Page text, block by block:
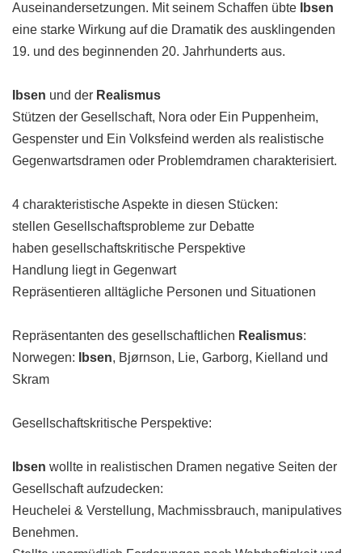
Auseinandersetzungen. Mit seinem Schaffen übte
Ibsen
eine starke Wirkung auf die Dramatik des ausklingenden
19. und des beginnenden 20. Jahrhunderts aus.
Ibsen und der Realismus
Stützen der Gesellschaft, Nora oder Ein Puppenheim,
Gespenster und Ein Volksfeind werden als realistische
Gegenwartsdramen oder Problemdramen charakterisiert.
4 charakteristische Aspekte in diesen Stücken:
stellen Gesellschaftsprobleme zur Debatte
haben gesellschaftskritische Perspektive
Handlung liegt in Gegenwart
Repräsentieren alltägliche Personen und Situationen
Repräsentanten des gesellschaftlichen Realismus:
Norwegen:
Ibsen, Bjørnson, Lie, Garborg, Kielland und
Skram
Gesellschaftskritische Perspektive:
Ibsen wollte in realistischen Dramen negative Seiten der
Gesellschaft aufzudecken:
Heuchelei & Verstellung, Machmissbrauch, manipulatives
Benehmen.